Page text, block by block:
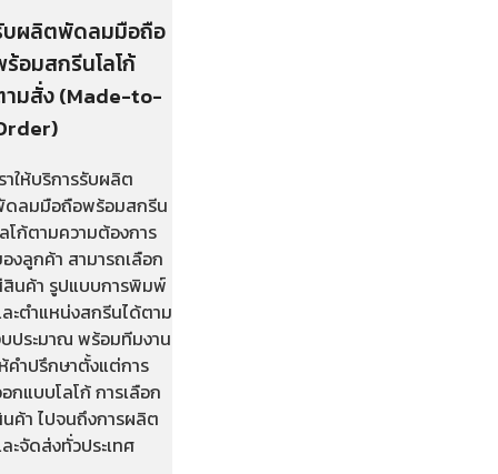
ผลิตพัดลมมือถือ
อมสกรีนโลโก้
มสั่ง (Made-to-
าให้บริการรับผลิต
ลมมือถือพร้อมสกรีน
โก้ตามความต้องการ
งลูกค้า สามารถเลือก
นค้า รูปแบบการพิมพ์
ะตำแหน่งสกรีนได้ตาม
ประมาณ พร้อมทีมงาน
คำปรึกษาตั้งแต่การ
กแบบโลโก้ การเลือก
ค้า ไปจนถึงการผลิต
ะจัดส่งทั่วประเทศ